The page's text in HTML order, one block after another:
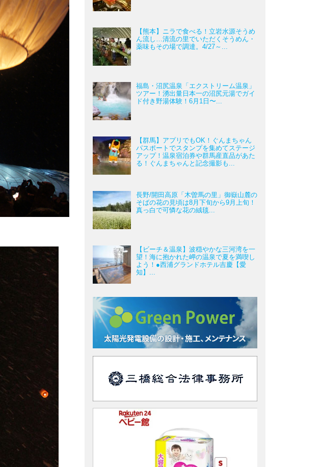
【熊本】ニラで食べる！立岩水源そうめ
ん流し…清流の里でいただくそうめん・
薬味もその場で調達。4/27～...
福島・沼尻温泉「エクストリーム温泉」
ツアー！湧出量日本一の沼尻元湯でガイ
ド付き野湯体験！6月1日〜...
【群馬】アプリでもOK！ぐんまちゃん
パスポートでスタンプを集めてステージ
アップ！温泉宿泊券や群馬産直品があた
る！ぐんまちゃんと記念撮影も...
長野/開田高原「木曽馬の里」御嶽山麓の
そばの花の見頃は8月下旬から9月上旬！
真っ白で可憐な花の絨毯...
【ビーチ＆温泉】波穏やかな三河湾を一
望！海に抱かれた岬の温泉で夏を満喫し
よう！●西浦グランドホテル吉慶【愛
知】...